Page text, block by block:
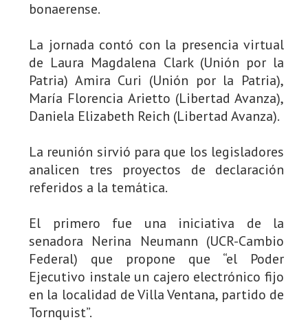
bonaerense.
La jornada contó con la presencia virtual
de Laura Magdalena Clark (Unión por la
Patria) Amira Curi (Unión por la Patria),
María Florencia Arietto (Libertad Avanza),
Daniela Elizabeth Reich (Libertad Avanza).
La reunión sirvió para que los legisladores
analicen tres proyectos de declaración
referidos a la temática.
El primero fue una iniciativa de la
senadora Nerina Neumann (UCR-Cambio
Federal) que propone que “el Poder
Ejecutivo instale un cajero electrónico fijo
en la localidad de Villa Ventana, partido de
Tornquist”.